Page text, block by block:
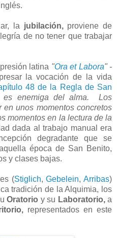
la jubilación, proviene de
de no tener que trabajar
latina "Ora et Labora" -
la vocación de la vida
48 de la Regla de San
es enemiga del alma. Los
unos momentos concretos
momentos en la lectura de la
dada al trabajo manual era
degradante que se
época de San Benito,
y clases bajas.
(Stiglich,Gebelein,Arribas)
tradición de la Alquimia, los
Oratorio y su Laboratorio, a
representados en este